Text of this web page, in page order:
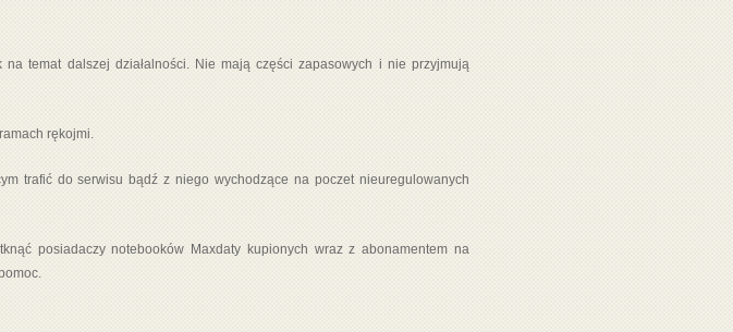
na temat dalszej działalności. Nie mają części zapasowych i nie przyjmują
rękojmi.
trafić do serwisu bądź z niego wychodzące na poczet nieuregulowanych
posiadaczy notebooków Maxdaty kupionych wraz z abonamentem na